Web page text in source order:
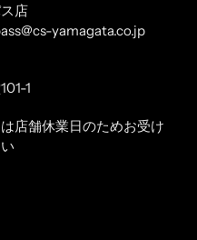
店
yamagata.co.jp
1
店舗休業日のためお受け